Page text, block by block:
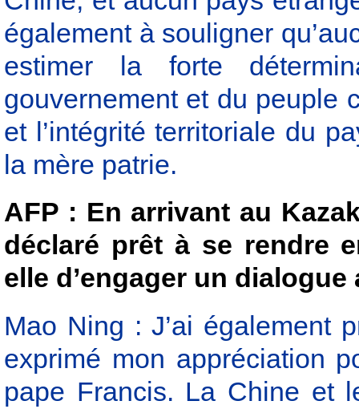
également à souligner
estimer la forte
gouvernement et du peuple
et l’intégrité territoriale du
la mère patrie.
AFP : En arrivant au
déclaré prêt à se rendre
elle d’engager un dialogue
Mao Ning : J’ai également
exprimé mon appréciation
pape Francis. La Chine et